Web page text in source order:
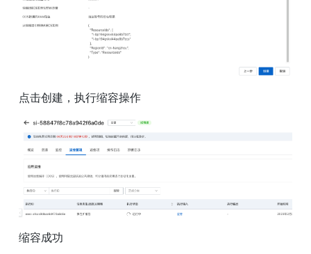
点击创建，执行缩容操作
缩容成功